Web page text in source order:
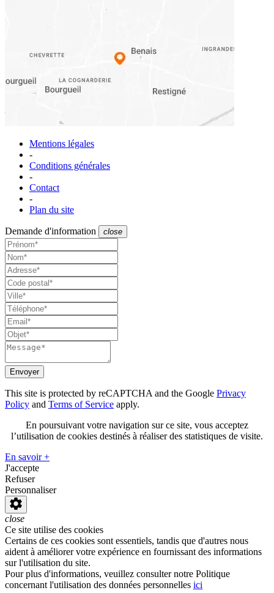
Mentions légales
-
Conditions générales
-
Contact
-
Plan du site
Demande d'information close
Envoyer
This site is protected by reCAPTCHA and the Google Privacy
Policy and Terms of Service apply.
En poursuivant votre navigation sur ce site, vous acceptez
l’utilisation de cookies destinés à réaliser des statistiques de visite.
En savoir +
J'accepte
Refuser
Personnaliser
close
Ce site utilise des cookies
Certains de ces cookies sont essentiels, tandis que d'autres nous
aident à améliorer votre expérience en fournissant des informations
sur l'utilisation du site.
Pour plus d'informations, veuillez consulter notre Politique
concernant l'utilisation des données personnelles ici